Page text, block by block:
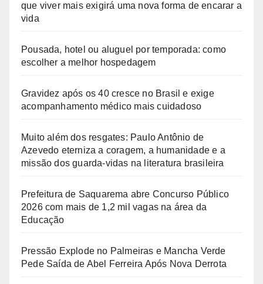
que viver mais exigirá uma nova forma de encarar a
vida
Pousada, hotel ou aluguel por temporada: como
escolher a melhor hospedagem
Gravidez após os 40 cresce no Brasil e exige
acompanhamento médico mais cuidadoso
Muito além dos resgates: Paulo Antônio de
Azevedo eterniza a coragem, a humanidade e a
missão dos guarda-vidas na literatura brasileira
Prefeitura de Saquarema abre Concurso Público
2026 com mais de 1,2 mil vagas na área da
Educação
Pressão Explode no Palmeiras e Mancha Verde
Pede Saída de Abel Ferreira Após Nova Derrota